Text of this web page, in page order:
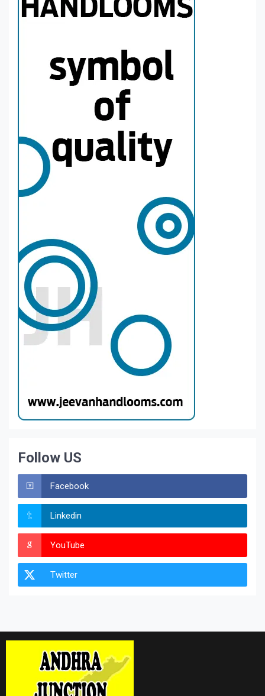
Follow US
Facebook
Linkedin
YouTube
Twitter